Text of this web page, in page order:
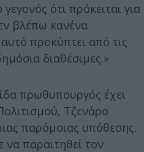
ότι πρόκειται για
βλέπω κανένα
προκύπτει από τις
διαθέσιμες.»
πρωθυπουργός έχει
Τζενάρο
παρόμοιας υπόθεσης.
παραιτηθεί τον